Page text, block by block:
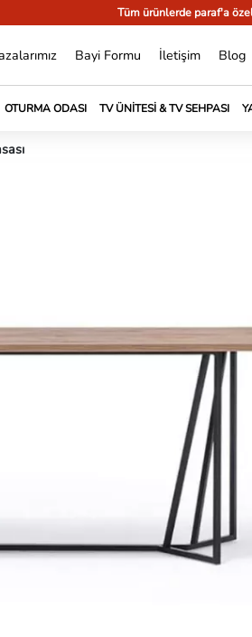
Tüm ürünlerde paraf'a
Bayi Formu İletişim Blog
OTURMA ODASI TV ÜNITESI & TV SEHPASI